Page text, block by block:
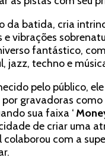
da batida, cria
vibrações
fantástico,
jazz, techno e
pelo público,
gravadoras como
sua faixa ‘
de criar uma
com a